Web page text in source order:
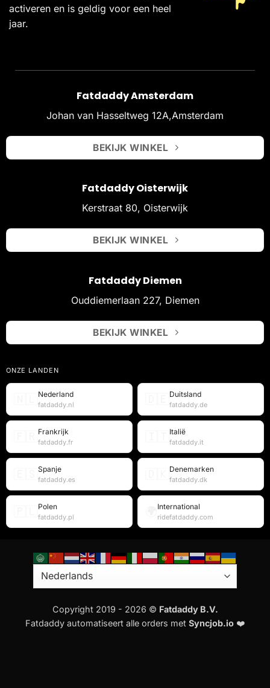
activeren en is geldig voor een heel
jaar.
Fatdaddy Amsterdam
Johan van Hasseltweg 12A,Amsterdam
BEKIJK WINKEL
Fatdaddy Oisterwijk
Kerstraat 80, Oisterwijk
BEKIJK WINKEL
Fatdaddy Diemen
Ouddiemerlaan 227, Diemen
BEKIJK WINKEL
ONZE LANDEN
Nederland
fatdaddy.nl
Duitsland
fatdaddy.de
Frankrijk
fatdaddy.fr
Italië
fatdaddy.it
Spanje
fatdaddy.es
Denemarken
fatdaddy.dk
Polen
fatdaddy.pl
International
ridefatdaddy.com
Copyright 2019 - 2026 © Fatdaddy B.V.
Fatdaddy automatiseert alle orders met Syncjob.io ❤️